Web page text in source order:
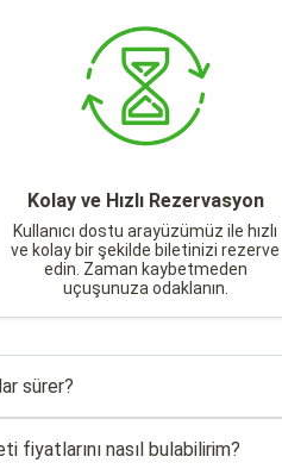
Kolay ve Hızlı Rezervasyon
Kullanıcı dostu arayüzümüz ile hızlı
ve kolay bir şekilde biletinizi rezerve
edin. Zaman kaybetmeden
uçuşunuza odaklanın.
sürer?
fiyatlarını nasıl bulabilirim?